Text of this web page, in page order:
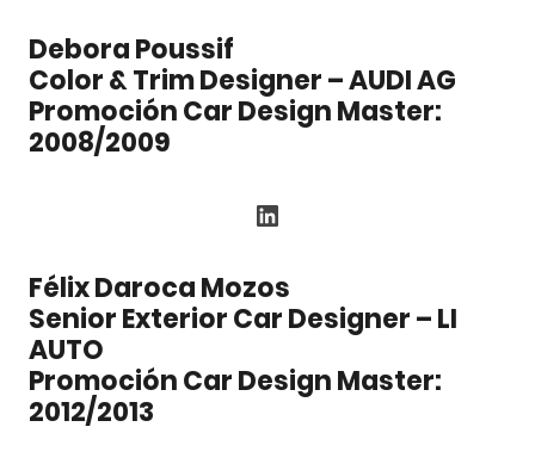
Debora Poussif
Color & Trim Designer – AUDI AG
Promoción Car Design Master:
2008/2009
LinkedIn
Félix Daroca Mozos
Senior Exterior Car Designer – LI
AUTO
Promoción Car Design Master:
2012/2013